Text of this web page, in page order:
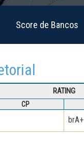
Score de Bancos
RATING
CP
brA+